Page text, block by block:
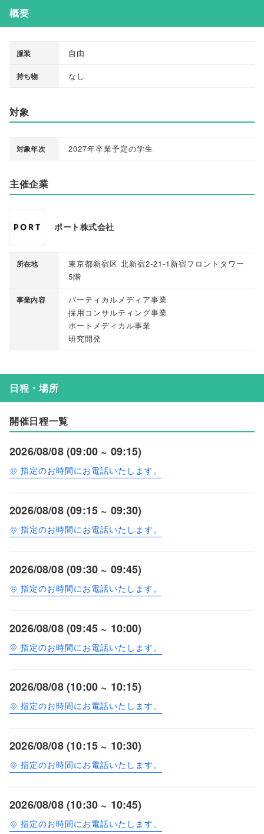
概要
服装 自由
持ち物 なし
対象
対象年次 2027年卒業予定の学生
主催企業
ポート株式会社
所在地
東京都新宿区 北新宿2-21-1新宿フロントタワー
5階
事業内容
バーティカルメディア事業
採用コンサルティング事業
ポートメディカル事業
研究開発
日程・場所
開催日程一覧
2026/08/08 (09:00 ~ 09:15)
指定のお時間にお電話いたします。
2026/08/08 (09:15 ~ 09:30)
指定のお時間にお電話いたします。
2026/08/08 (09:30 ~ 09:45)
指定のお時間にお電話いたします。
2026/08/08 (09:45 ~ 10:00)
指定のお時間にお電話いたします。
2026/08/08 (10:00 ~ 10:15)
指定のお時間にお電話いたします。
2026/08/08 (10:15 ~ 10:30)
指定のお時間にお電話いたします。
2026/08/08 (10:30 ~ 10:45)
指定のお時間にお電話いたします。